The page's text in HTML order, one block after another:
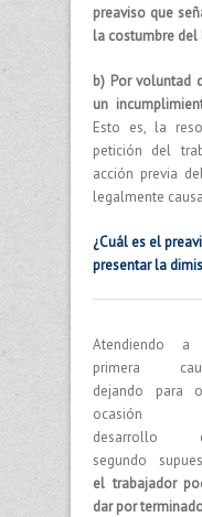
preaviso que
la costumbre del
b) Por voluntad
un
Esto es, la
petición del
acción previa
legalmente
¿Cuál es el
presentar la
Atendiendo
primera
dejando para
ocasión
desarrollo
segundo
el trabajador
dar por